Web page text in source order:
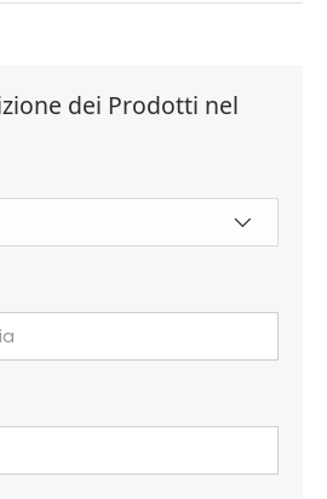
dei Prodotti nel